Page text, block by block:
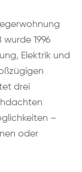
1996
Elektrik und
drei
–
oder